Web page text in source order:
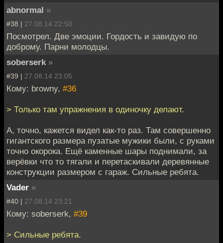
abnormal »
#38 | 27.08.14 22:50
Посмотрел. Две эмоции. Гордость и завидую по
доброму. Парни молодцы.
soberserk »
#39 | 27.08.14 23:05
Кому: browny, #36
> Только там упражнения в одиночку делают.
А, точно, кажется видел как-то раз. Там совершенно
гигантского размера пузатые мужики были, с руками
точно окорока. Ещё каменные шары поднимали, за
верёвки что то тягали и перетаскивали деревянные
конструкции размером с гараж. Сильные ребята.
Vader »
#40 | 27.08.14 23:21
Кому: soberserk, #39
> Сильные ребята.